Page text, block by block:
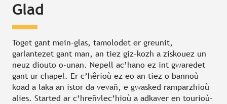
Glad
Toget gant mein-glas, tamolodet er greunit,
garlantezet gant man, an tiez giz-kozh a ziskouez un
neuz diouto o-unan. Nepell ac’hano ez int gwaredet
gant ur chapel. Er c’hêrioù ez eo an tiez o bannoù
koad a laka an istor da vevañ, e gwasked ramparzhioù
alies. Started ar c’hreñvlec’hioù a adkaver en tourioù-